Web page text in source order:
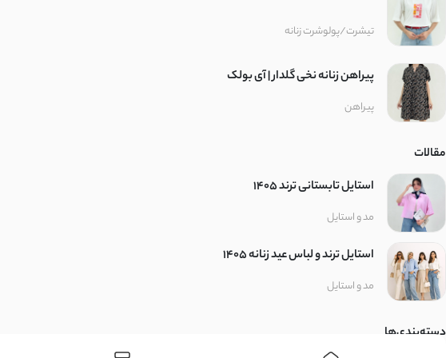
تیشرت/پولوشرت زنانه
پیراهن زنانه نخی گلدار | آی بولک
پیراهن
مقالات
استایل تابستانی ترند ۱۴۰۵
مد و استایل
استایل ترند و لباس عید زنانه 1405
مد و استایل
دسته‌بندی‌ها